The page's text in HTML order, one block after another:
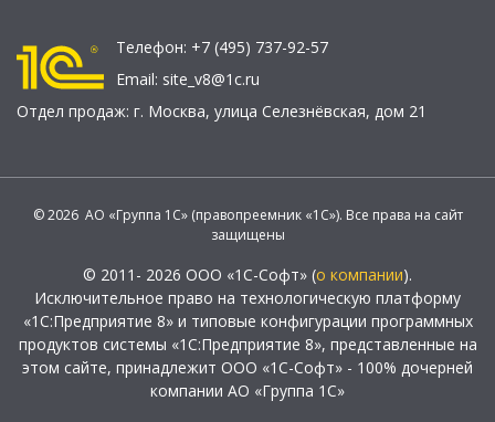
Телефон: +7 (495) 737-92-57
Email: site_v8@1c.ru
Отдел продаж: г. Москва, улица Селезнёвская, дом 21
© 2026 АО «Группа 1С» (правопреемник «1С»). Все права на сайт
защищены
© 2011- 2026 ООО «1С-Софт» (о компании).
Исключительное право на технологическую платформу
«1С:Предприятие 8» и типовые конфигурации программных
продуктов системы «1С:Предприятие 8», представленные на
этом сайте, принадлежит ООО «1С-Софт» - 100% дочерней
компании АО «Группа 1С»